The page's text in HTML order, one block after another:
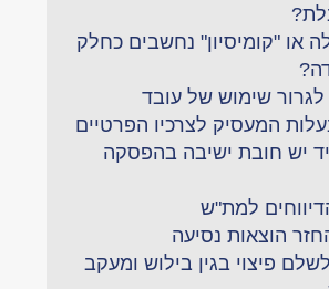
או "קומיסיון" נחשבים כחלק
שימוש של עובד
המעסיק לצרכיו הפרטיים
יש חובת ישיבה בהפסקה
למת"ש
הוצאות נסיעה
פיצוי בגין בילוש ומעקב